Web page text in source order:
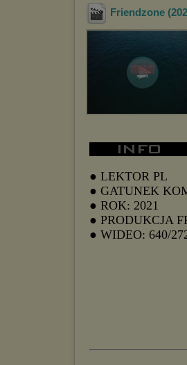
Friendzone
● LEKTOR PL
● GATUNEK
● ROK: 2021
● PRODUKCJA
● WIDEO: 640/